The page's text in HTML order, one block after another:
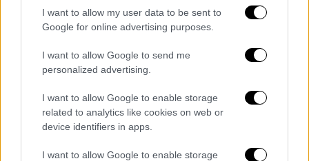
I want to allow my user data to be sent to
Google for online advertising purposes.
I want to allow Google to send me
personalized advertising.
I want to allow Google to enable storage
related to analytics like cookies on web or
device identifiers in apps.
I want to allow Google to enable storage
Κόσμος|27.04.2022 10:38
Άγκυρα για την απόφαση εις βάρος του
Καβαλά – 51 προσαγωγές
Προσήχθη και ένας Τούρκος δημοσιογράφος